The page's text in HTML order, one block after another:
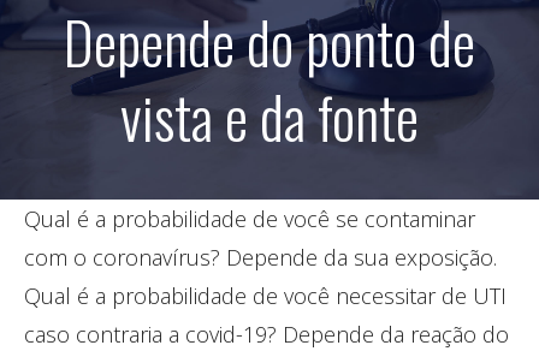
Depende do ponto de
vista e da fonte
Qual é a probabilidade de você se contaminar
com o coronavírus? Depende da sua exposição.
Qual é a probabilidade de você necessitar de UTI
caso contraria a covid-19? Depende da reação do